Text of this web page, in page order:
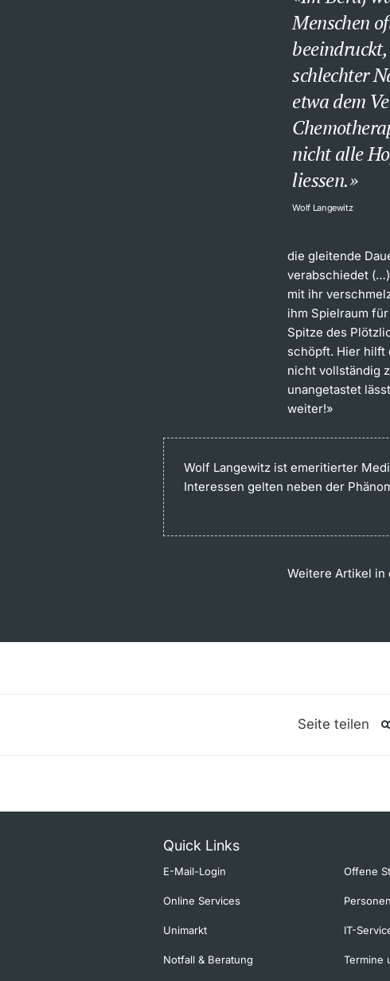
Menschen
schlechter
etwa dem
nicht alle
liessen.
Wolf Langewitz
die gleitende
verabschiedet
mit ihr
ihm Spielraum
Spitze des
schöpft. Hier hilft
nicht vollständig
unangetastet
weiter!»
Wolf Langewitz ist emeritierter
Interessen gelten neben der
Weitere Artikel in
Seite teilen
Quick Links
E-Mail-Login Offene
Online Services
Unimarkt IT-
Notfall & Beratung Termine